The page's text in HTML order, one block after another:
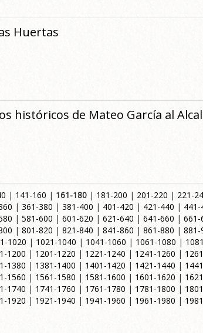
Huertas
históricos de Mateo García al
| 141-160 | 161-180 | 181-200 | 201-220 | 221-
| 361-380 | 381-400 | 401-420 | 421-440 | 441-
| 581-600 | 601-620 | 621-640 | 641-660 | 661-
| 801-820 | 821-840 | 841-860 | 861-880 | 881-
1020 | 1021-1040 | 1041-1060 | 1061-1080 |
1200 | 1201-1220 | 1221-1240 | 1241-1260 |
1380 | 1381-1400 | 1401-1420 | 1421-1440 |
1560 | 1561-1580 | 1581-1600 | 1601-1620 |
1740 | 1741-1760 | 1761-1780 | 1781-1800 |
1920 | 1921-1940 | 1941-1960 | 1961-1980 |